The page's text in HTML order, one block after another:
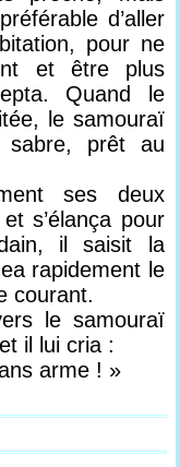
d’aller
pour ne
et être plus
Quand le
le samouraï
sabre, prêt au
ses deux
s’élança pour
il saisit la
rapidement le
courant.
le samouraï
il lui cria :
arme ! »